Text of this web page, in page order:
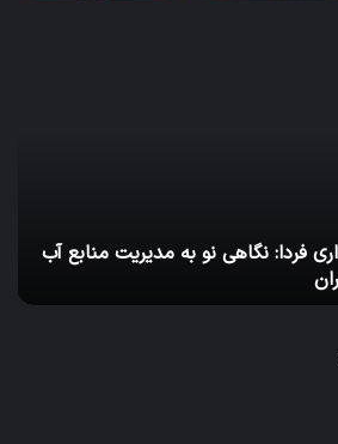
فردا: نگاهی نو به مدیریت منابع آب